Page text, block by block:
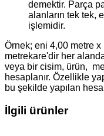
demektir. Parça
alanların tek tek,
işlemidir.
Örnek; eni 4,00 metre
metrekare'dir her
veya bir cisim, ürün,
hesaplanır. Özellikle
bu şekilde yapılan
İlgili ürünler